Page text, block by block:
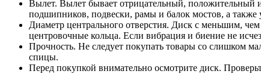
Вылет. Вылет бывает отрицательный, положительный
подшипников, подвески, рамы и балок мостов, а
Диаметр центрального отверстия. Диск с меньшим,
центровочные кольца. Если вибрация и биение не
Прочность. Не следует покупать товары со слишком
спицы.
Перед покупкой внимательно осмотрите диск.